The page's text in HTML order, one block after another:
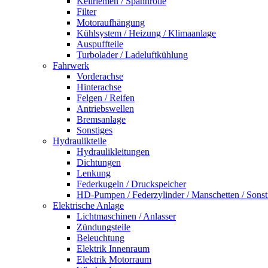
Filter
Motoraufhängung
Kühlsystem / Heizung / Klimaanlage
Auspuffteile
Turbolader / Ladeluftkühlung
Fahrwerk
Vorderachse
Hinterachse
Felgen / Reifen
Antriebswellen
Bremsanlage
Sonstiges
Hydraulikteile
Hydraulikleitungen
Dichtungen
Lenkung
Federkugeln / Druckspeicher
HD-Pumpen / Federzylinder / Manschetten /
Elektrische Anlage
Lichtmaschinen / Anlasser
Zündungsteile
Beleuchtung
Elektrik Innenraum
Elektrik Motorraum